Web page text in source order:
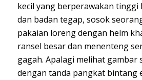
kecil yang berperawakan
dan badan tegap, sosok
pakaian loreng dengan helm
ransel besar dan menenteng
gagah. Apalagi melihat gambar
dengan tanda pangkat bintang